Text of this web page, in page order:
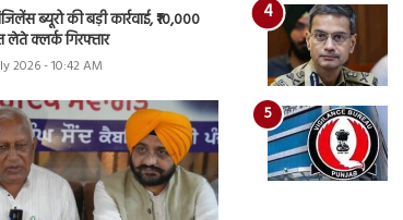
ब्यूरो की बड़ी कार्रवाई, ₹10,000
लेते क्लर्क गिरफ्तार
2026 - 10:42 AM